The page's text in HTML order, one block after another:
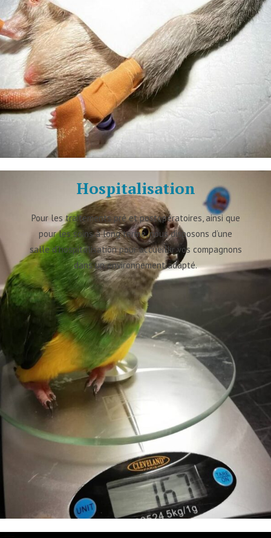
Hospitalisation
Pour les traitements pré et postopératoires, ainsi que
pour les soins à long terme, nous disposons d’une
salle d’hospitalisation pour accueillir vos compagnons
dans un environnement adapté.